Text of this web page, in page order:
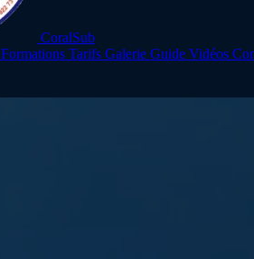
CoralSub
Formations Tarifs Galerie Guide Vidéos